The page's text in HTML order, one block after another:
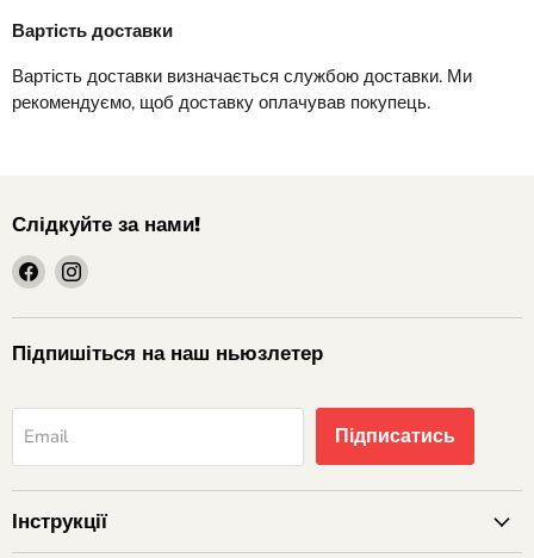
Вартість доставки
Вартість доставки визначається службою доставки. Ми
рекомендуємо, щоб доставку оплачував покупець.
Слідкуйте за нами!
шукайте
нас
на
Facebook
шукайте
на
Instagram
Підпишіться на наш ньюзлетер
Email Підписатись
Інструкції